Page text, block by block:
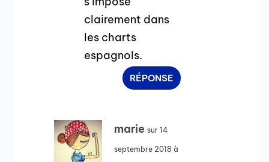
clairement dans
les charts
espagnols.
RÉPONSE
marie sur 14
septembre 2018 à